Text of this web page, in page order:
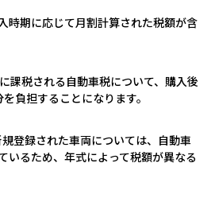
時期に応じて月割計算された税額が含
課税される自動車税について、購入後
負担することになります。
登録された車両については、自動車
いるため、年式によって税額が異なる